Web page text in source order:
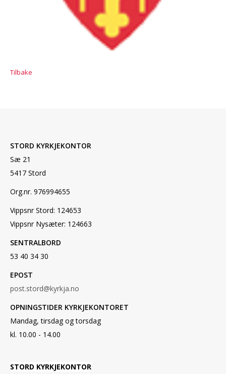
Tilbake
STORD KYRKJEKONTOR
Sæ 21
5417 Stord
Org.nr. 976994655
Vippsnr Stord: 124653
Vippsnr Nysæter: 124663
SENTRALBORD
53 40 34 30
EPOST
post.stord@kyrkja.no
OPNINGSTIDER KYRKJEKONTORET
Mandag, tirsdag og torsdag
kl. 10.00 - 14.00
STORD KYRKJEKONTOR